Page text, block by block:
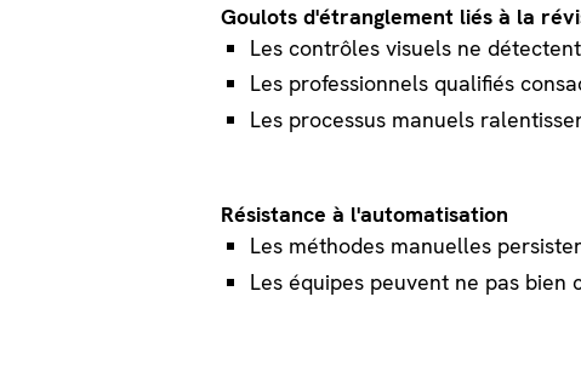
Goulots d'étranglement liés à la
Les contrôles visuels ne
Les professionnels qualifiés
Les processus manuels
Résistance à l'automatisation
Les méthodes manuelles
Les équipes peuvent ne pas